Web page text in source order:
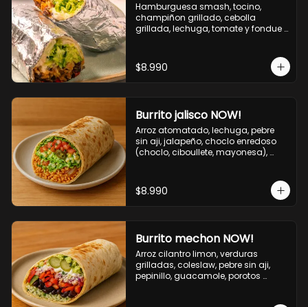
Hamburguesa smash, tocino,
champiñon grillado, cebolla
grillada, lechuga, tomate y fondue
$8.990
Burrito jalisco NOW!
Arroz atomatado, lechuga, pebre
sin aji, jalapeño, choclo enredoso
(choclo, ciboullete, mayonesa),
$8.990
Burrito mechon NOW!
Arroz cilantro limon, verduras
grilladas, coleslaw, pebre sin aji,
pepinillo, guacamole, porotos